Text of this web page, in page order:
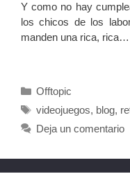
Y como no hay
los chicos de los
manden una rica, rica…
Categorías
Offtopic
Etiquetas
videojuegos, blog,
Deja un comentario